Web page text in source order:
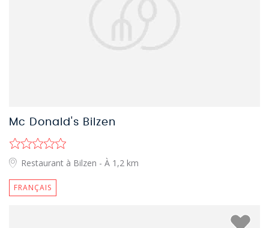
Mc Donald's Bilzen
Restaurant à Bilzen - À 1,2 km
FRANÇAIS